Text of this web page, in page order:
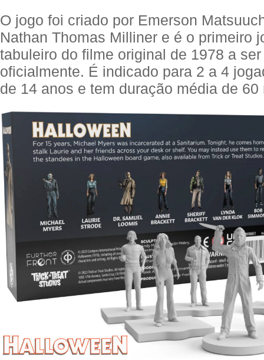
O jogo foi criado por Emerson
Nathan Thomas Milliner e é o primeiro
tabuleiro do filme original de 1978 a
oficialmente. É indicado para 2 a 4
de 14 anos e tem duração média de 60